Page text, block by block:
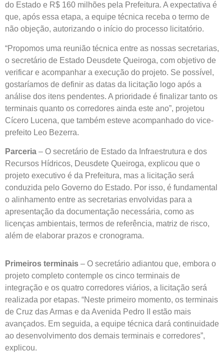
do Estado e R$ 160 milhões pela Prefeitura. A expectativa é
que, após essa etapa, a equipe técnica receba o termo de
não objeção, autorizando o início do processo licitatório.
“Propomos uma reunião técnica entre as nossas secretarias,
o secretário de Estado Deusdete Queiroga, com objetivo de
verificar e acompanhar a execução do projeto. Se possível,
gostaríamos de definir as datas da licitação logo após a
análise dos itens pendentes. A prioridade é finalizar tanto os
terminais quanto os corredores ainda este ano”, projetou
Cícero Lucena, que também esteve acompanhado do vice-
prefeito Leo Bezerra.
Parceria – O secretário de Estado da Infraestrutura e dos
Recursos Hídricos, Deusdete Queiroga, explicou que o
projeto executivo é da Prefeitura, mas a licitação será
conduzida pelo Governo do Estado. Por isso, é fundamental
o alinhamento entre as secretarias envolvidas para a
apresentação da documentação necessária, como as
licenças ambientais, termos de referência, matriz de risco,
além de elaborar prazos e cronograma.
Primeiros terminais – O secretário adiantou que, embora o
projeto completo contemple os cinco terminais de
integração e os quatro corredores viários, a licitação será
realizada por etapas. “Neste primeiro momento, os terminais
de Cruz das Armas e da Avenida Pedro II estão mais
avançados. Em seguida, a equipe técnica dará continuidade
ao desenvolvimento dos demais terminais e corredores”,
explicou.